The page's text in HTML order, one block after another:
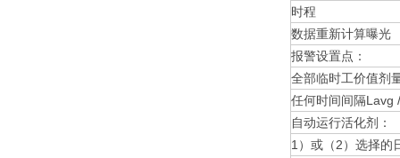
时程
数据重新计算曝光
报警设置点：
全部临时工价值剂
任何时间间隔Lavg
自动运行活化剂：
1）或（2）选择的